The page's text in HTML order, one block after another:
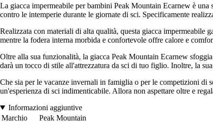
La giacca impermeabile per bambini Peak Mountain Ecarnew è
contro le intemperie durante le giornate di sci. Specificamente
Realizzata con materiali di alta qualità, questa giacca impermeabile
mentre la fodera interna morbida e confortevole offre calore e
Oltre alla sua funzionalità, la giacca Peak Mountain Ecarnew
darà un tocco di stile all'attrezzatura da sci di tuo figlio. Inoltre, la
Che sia per le vacanze invernali in famiglia o per le competizioni di
un'esperienza di sci indimenticabile. Allora non aspettare oltre e
Informazioni aggiuntive
Marchio
Peak Mountain